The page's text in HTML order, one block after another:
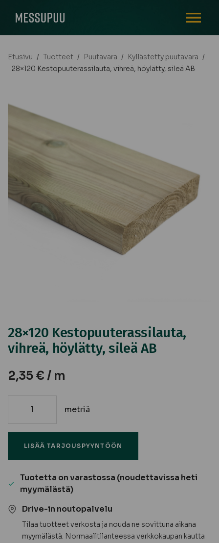
Etusivu / Tuotteet / Puutavara / Kyllästetty puutavara /
28×120 Kestopuuterassilauta, vihreä, höylätty, sileä AB
28×120 Kestopuuterassilauta,
vihreä, höylätty, sileä AB
2,35 € / m
28x120
höylätty,
sileä
määrä
metriä
LISÄÄ TARJOUSPYYNTÖÖN
Tuotetta on varastossa (noudettavissa heti
myymälästä)
Drive-in noutopalvelu
Tilaa tuotteet verkosta ja nouda ne sovittuna aikana
myymälästä. Normaalitilanteessa verkkokaupan kautta